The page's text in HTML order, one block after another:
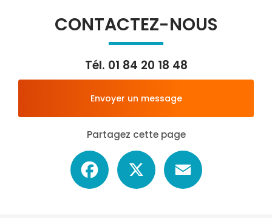
CONTACTEZ-NOUS
Tél. 01 84 20 18 48
Envoyer un message
Partagez cette page
Facebook